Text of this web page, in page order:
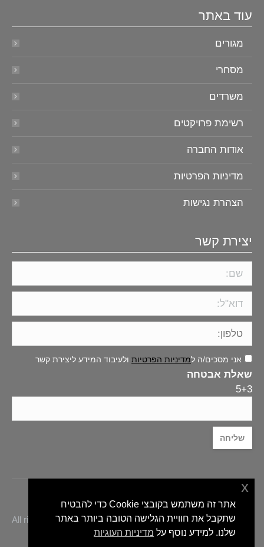
עוד באתר
מגורים
מסחרי
משרדים
רשימת פרויקטים
אודות החברה
מדיניות הפרטיות
הצהרת נגישות
יצירת קשר
אני מסכים/ה למדיניות הפרטיות ולעיבוד המידע ליצירת קשר
שאלת אבטחה
5+3
eli-hacohen.co.il © אלי הכהן אדריכלות פנים - All rights reserved
2020
אתר זה משתמש בקובצי Cookie כדי להבטיח
שתקבל את חוויית הגלישה הטובה ביותר באתר
שלנו. למידע נוסף על מדיניות העוגיות
x